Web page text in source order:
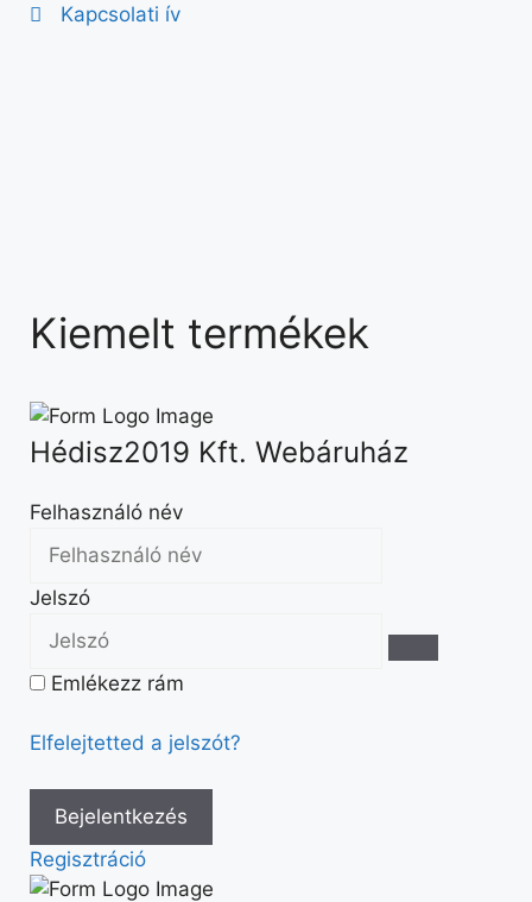
Kapcsolati ív
Kiemelt termékek
Hédisz2019 Kft. Webáruház
Felhasználó név
Jelszó
Emlékezz rám
Elfelejtetted a jelszót?
Regisztráció